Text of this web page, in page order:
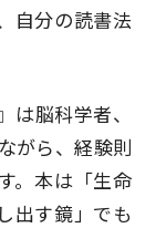
自分の読書法
は脳科学者、
がら、経験則
。本は「生命
出す鏡」でも